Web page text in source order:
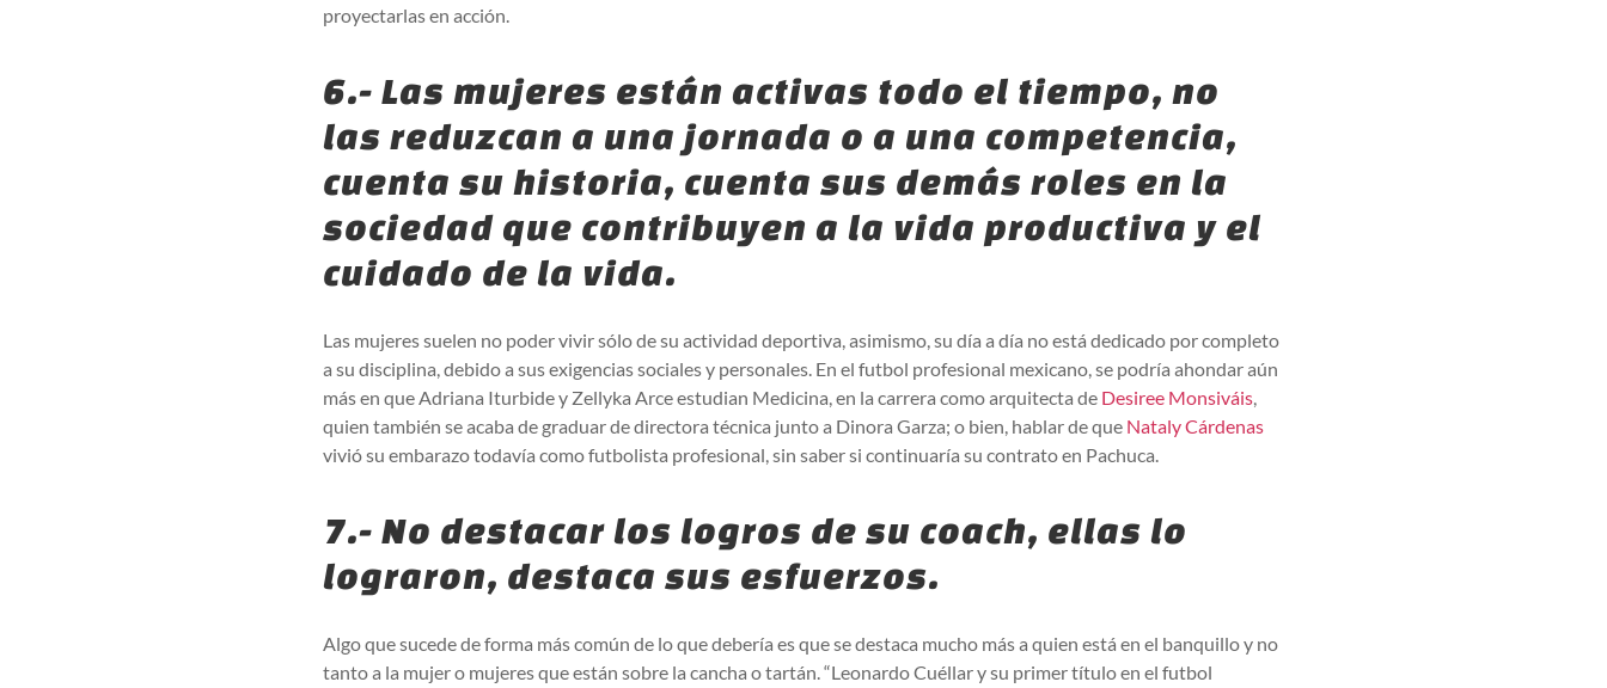
proyectarlas en acción.
6.- Las mujeres están activas todo el tiempo, no
las reduzcan a una jornada o a una competencia,
cuenta su historia, cuenta sus demás roles en la
sociedad que contribuyen a la vida productiva y el
cuidado de la vida.
Las mujeres suelen no poder vivir sólo de su actividad deportiva, asimismo, su día a día no está dedicado por completo
a su disciplina, debido a sus exigencias sociales y personales. En el futbol profesional mexicano, se podría ahondar aún
más en que Adriana Iturbide y Zellyka Arce estudian Medicina, en la carrera como arquitecta de Desiree Monsiváis,
quien también se acaba de graduar de directora técnica junto a Dinora Garza; o bien, hablar de que Nataly Cárdenas
vivió su embarazo todavía como futbolista profesional, sin saber si continuaría su contrato en Pachuca.
7.- No destacar los logros de su coach, ellas lo
lograron, destaca sus esfuerzos.
Algo que sucede de forma más común de lo que debería es que se destaca mucho más a quien está en el banquillo y no
tanto a la mujer o mujeres que están sobre la cancha o tartán. “Leonardo Cuéllar y su primer título en el futbol